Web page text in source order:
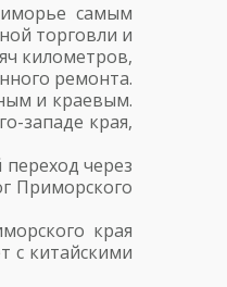
самым
торговли и
километров,
ремонта.
и краевым.
западе края,
через
Приморского
края
с китайскими